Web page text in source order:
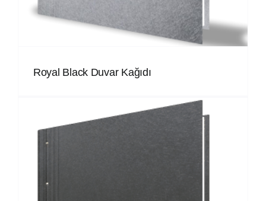
Royal Black Duvar Kağıdı